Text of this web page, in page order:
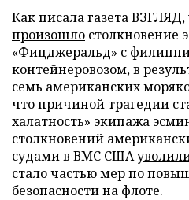
Как писала газета
произошло
«Фицджеральд» с
контейнеровозом, в
семь американских
что причиной трагедии
халатность» экипажа
столкновений
судами в ВМС США
стало частью мер по
безопасности на флоте.